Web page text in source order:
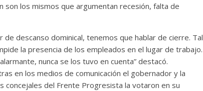
son los mismos que argumentan recesión, falta de
descanso dominical, tenemos que hablar de cierre. Tal
la presencia de los empleados en el lugar de trabajo.
nunca se los tuvo en cuenta” destacó.
en los medios de comunicación el gobernador y la
concejales del Frente Progresista la votaron en su